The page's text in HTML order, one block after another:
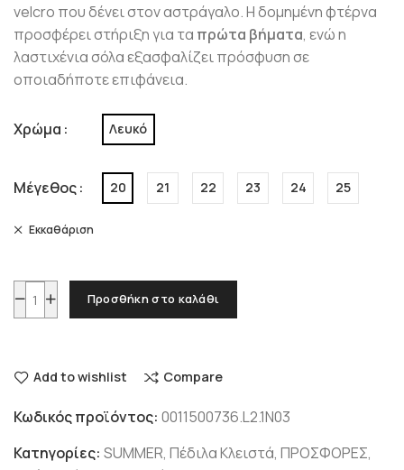
velcro που δένει στον αστράγαλο. Η δομημένη φτέρνα
προσφέρει στήριξη για τα πρώτα βήματα, ενώ η
λαστιχένια σόλα εξασφαλίζει πρόσφυση σε
οποιαδήποτε επιφάνεια.
Χρώμα Λευκό
Μέγεθος 20 21 22 23 24 25
Εκκαθάριση
Προσθήκη στο καλάθι
Add to wishlist Compare
Κωδικός προϊόντος: 0011500736.L2.1N03
Κατηγορίες: SUMMER, Πέδιλα Κλειστά, ΠΡΟΣΦΟΡΕΣ,